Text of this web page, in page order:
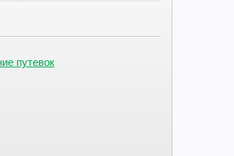
путевок